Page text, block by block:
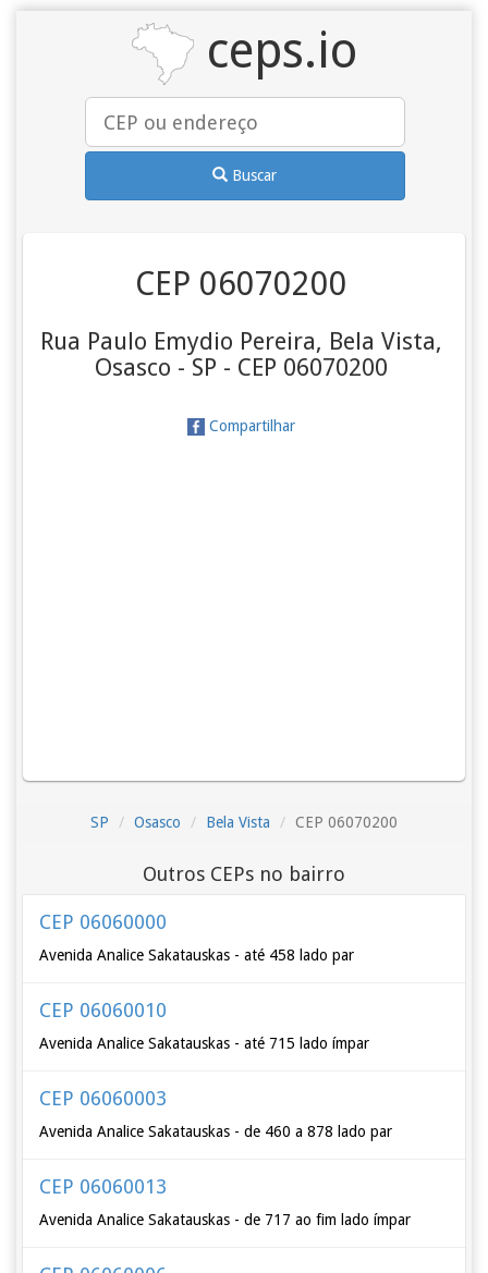
ceps.io
Buscar
CEP 06070200
Rua Paulo Emydio Pereira, Bela Vista,
Osasco - SP - CEP 06070200
Compartilhar
SP Osasco Bela Vista CEP 06070200
Outros CEPs no bairro
CEP 06060000
Avenida Analice Sakatauskas - até 458 lado par
CEP 06060010
Avenida Analice Sakatauskas - até 715 lado ímpar
CEP 06060003
Avenida Analice Sakatauskas - de 460 a 878 lado par
CEP 06060013
Avenida Analice Sakatauskas - de 717 ao fim lado ímpar